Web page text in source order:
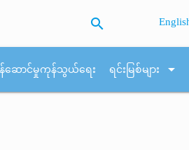
search
ဆောင်မှုကုန်သွယ်ရေး ရင်းမြစ်များ arrow_drop_down